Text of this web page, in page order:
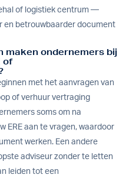
of logistiek centrum —
en betrouwbaarder document
maken ondernemers bij
of
met het aanvragen van
of verhuur vertraging
soms om na
ERE aan te vragen, waardoor
werken. Een andere
adviseur zonder te letten
leiden tot een